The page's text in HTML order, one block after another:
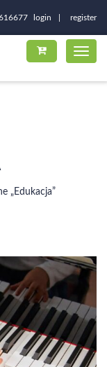
login register
„edukacja”